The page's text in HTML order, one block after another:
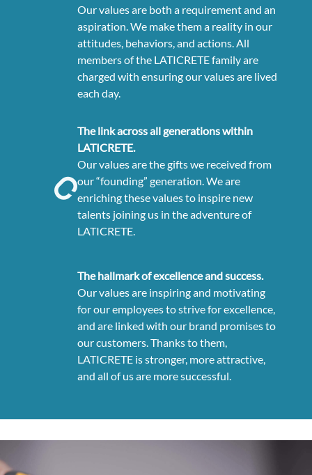
Our values are both a requirement and an
aspiration. We make them a reality in our
attitudes, behaviors, and actions. All
members of the LATICRETE family are
charged with ensuring our values are lived
each day.
The link across all generations within
LATICRETE.
Our values are the gifts we received from
our “founding” generation. We are
enriching these values to inspire new
talents joining us in the adventure of
LATICRETE.
The hallmark of excellence and success.
Our values are inspiring and motivating
for our employees to strive for excellence,
and are linked with our brand promises to
our customers. Thanks to them,
LATICRETE is stronger, more attractive,
and all of us are more successful.